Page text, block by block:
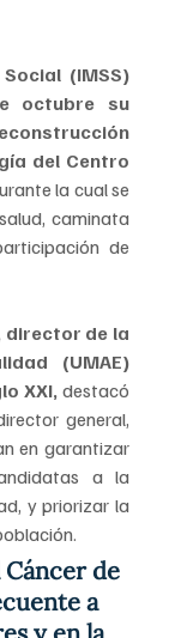
(IMSS)
octubre su
del Centro
la cual se
caminata
de
director de la
(UMAE)
XXI, destacó
general,
en garantizar
a la
y priorizar la
de
a